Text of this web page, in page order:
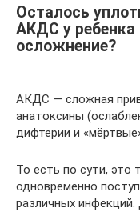
Осталось
АКДС у
осложнение?
АКДС — сложная
анатоксины
дифтерии и
То есть по сути, это
одновременно
различных